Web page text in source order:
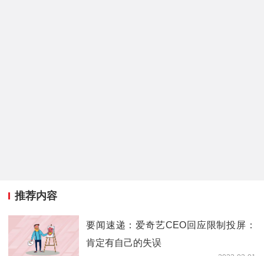
推荐内容
要闻速递：爱奇艺CEO回应限制投屏：
肯定有自己的失误